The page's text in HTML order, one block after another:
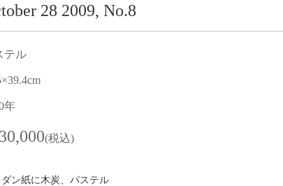
28 2009, No.8
テル
年
(税込)
ン紙に木炭、パステル